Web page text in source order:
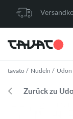
tavato Nudeln Udon
Zurück zu